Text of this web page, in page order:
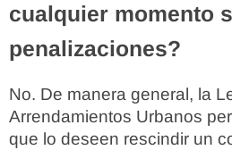
cualquier momento
penalizaciones?
No. De manera general, la
Arrendamientos Urbanos
que lo deseen rescindir un